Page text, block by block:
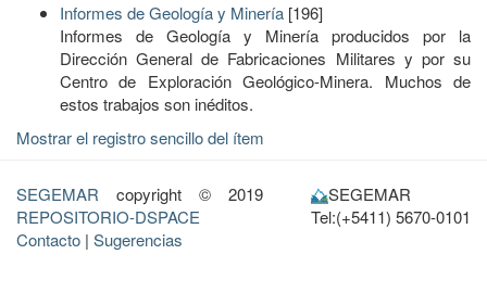
Informes de Geología y Minería [196]
Informes de Geología y Minería producidos por la
Dirección General de Fabricaciones Militares y por su
Centro de Exploración Geológico-Minera. Muchos de
estos trabajos son inéditos.
Mostrar el registro sencillo del ítem
SEGEMAR copyright © 2019
REPOSITORIO-DSPACE
Contacto | Sugerencias
SEGEMAR
Tel:(+5411) 5670-0101